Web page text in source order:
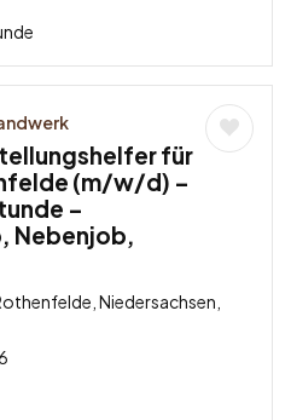
für
(m/w/d) –
–
Nebenjob,
Niedersachsen,